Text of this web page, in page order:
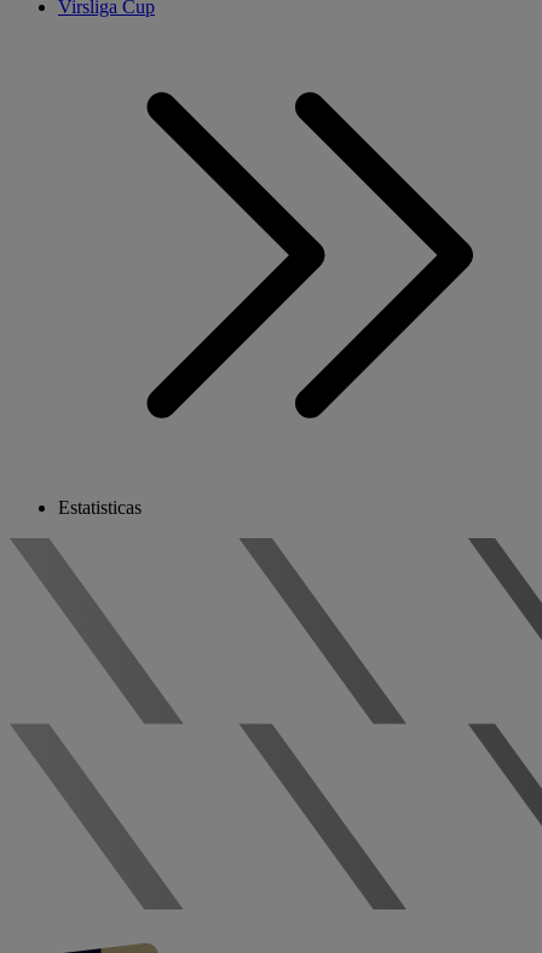
Virsliga Cup
Estatisticas